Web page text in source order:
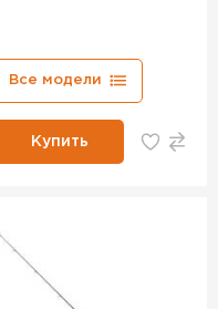
Все модели
Купить